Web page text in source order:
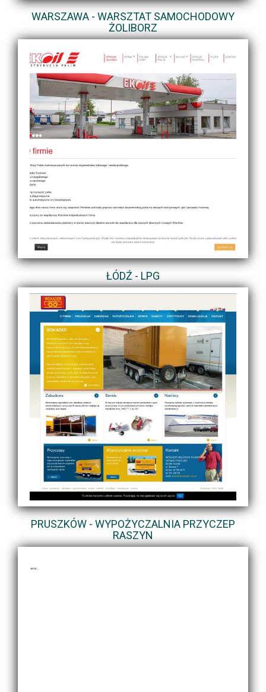
WARSZAWA - WARSZTAT SAMOCHODOWY
ŻOLIBORZ
ŁÓDŹ - LPG
PRUSZKÓW - WYPOŻYCZALNIA PRZYCZEP
RASZYN